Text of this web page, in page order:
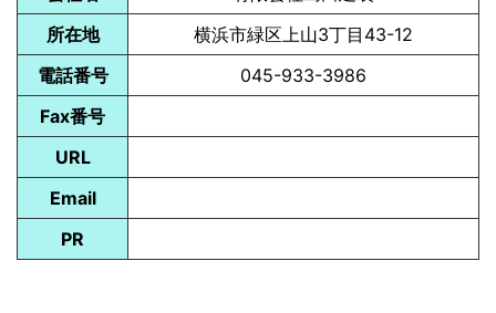
所在地
横浜市緑区上山3丁目43-12
電話番号
045-933-3986
Fax番号
URL
Email
PR